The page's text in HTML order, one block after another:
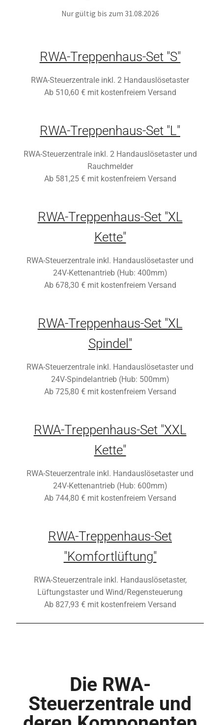
Nur gültig bis zum 31.08.2026
RWA-Treppenhaus-Set "S"
RWA-Steuerzentrale inkl. 2 Handauslösetaster
Ab 510,60 € mit kostenfreiem Versand
RWA-Treppenhaus-Set "L"
RWA-Steuerzentrale inkl. 2 Handauslösetaster und
Rauchmelder
Ab 581,25 € mit kostenfreiem Versand
RWA-Treppenhaus-Set "XL
Kette"
RWA-Steuerzentrale inkl. Handauslösetaster und
24V-Kettenantrieb (Hub: 400mm)
Ab 678,30 € mit kostenfreiem Versand
RWA-Treppenhaus-Set "XL
Spindel"
RWA-Steuerzentrale inkl. Handauslösetaster und
24V-Spindelantrieb (Hub: 500mm)
Ab 725,80 € mit kostenfreiem Versand
RWA-Treppenhaus-Set "XXL
Kette"
RWA-Steuerzentrale inkl. Handauslösetaster und
24V-Kettenantrieb (Hub: 600mm)
Ab 744,80 € mit kostenfreiem Versand
RWA-Treppenhaus-Set
"Komfortlüftung"
RWA-Steuerzentrale inkl. Handauslösetaster,
Lüftungstaster und Wind/Regensteuerung
Ab 827,93 € mit kostenfreiem Versand
Die RWA-
Steuerzentrale und